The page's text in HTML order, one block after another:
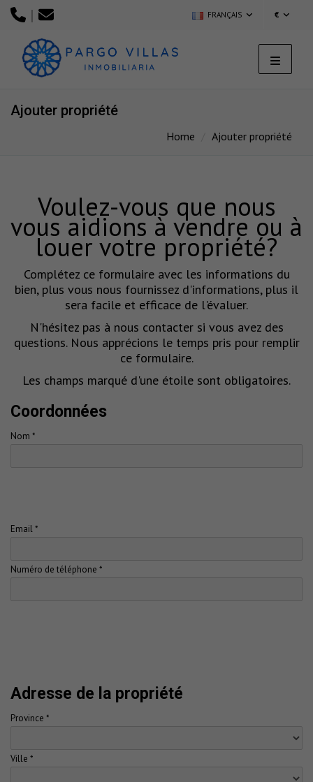
| FRANÇAIS €
Ajouter propriété
Home Ajouter propriété
Voulez-vous que nous
vous aidions à vendre ou à
louer votre propriété?
Complétez ce formulaire avec les informations du
bien, plus vous nous fournissez d'informations, plus il
sera facile et efficace de l'évaluer.
N'hésitez pas à nous contacter si vous avez des
questions. Nous apprécions le temps pris pour remplir
ce formulaire.
Les champs marqué d'une étoile sont obligatoires.
Coordonnées
Nom *
Email *
Numéro de téléphone *
Adresse de la propriété
Province *
Ville *